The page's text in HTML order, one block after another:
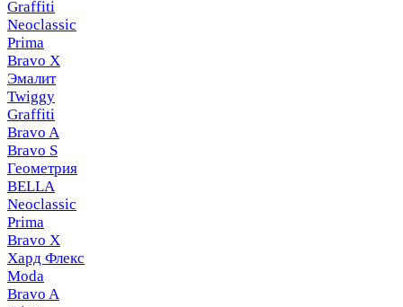
Graffiti
Neoclassic
Prima
Bravo X
Эмалит
Twiggy
Graffiti
Bravo A
Bravo S
Геометрия
BELLA
Neoclassic
Prima
Bravo X
Хард Флекс
Moda
Bravo A